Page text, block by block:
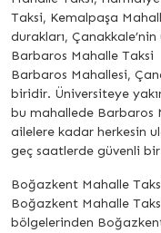
Taksi, Kemalpaşa
durakları,
Barbaros Mahalle Taksi
Barbaros Mahallesi,
biridir. Üniversiteye
bu mahallede Barbaros
ailelere kadar herkesin
geç saatlerde güvenli
Boğazkent Mahalle
Boğazkent Mahalle
bölgelerinden